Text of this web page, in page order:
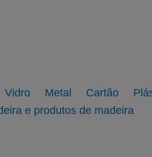
Vidro Metal Cartão
e produtos de madeira